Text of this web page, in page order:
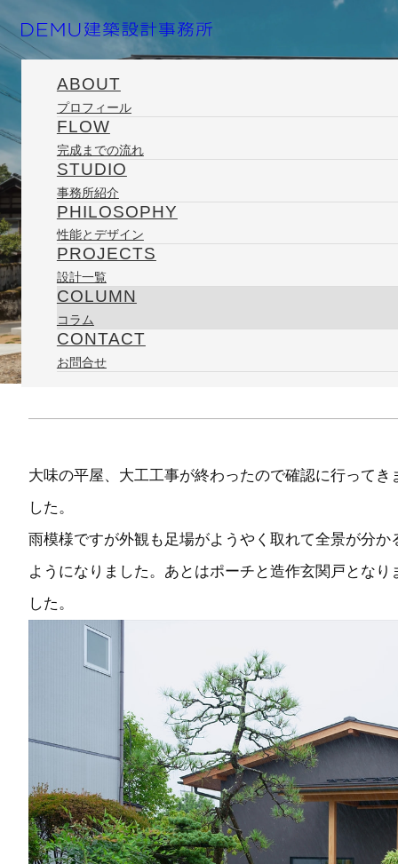
ABOUT
プロフィール
FLOW
完成までの流れ
STUDIO
事務所紹介
PHILOSOPHY
性能とデザイン
PROJECTS
設計一覧
COLUMN
コラム
CONTACT
お問合せ
ホーム
2025/10/06
大味の平屋
大味の平屋、大工工事が終わったので確認に行ってき
した。
雨模様ですが外観も足場がようやく取れて全景が分か
ようになりました。あとはポーチと造作玄関戸となり
した。